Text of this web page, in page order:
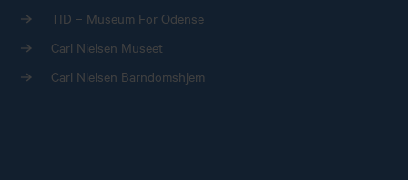
TID – Museum For Odense
Carl Nielsen Museet
Carl Nielsen Barndomshjem